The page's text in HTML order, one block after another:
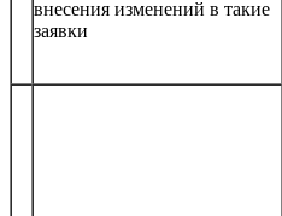
внесения изменений в такие
заявки